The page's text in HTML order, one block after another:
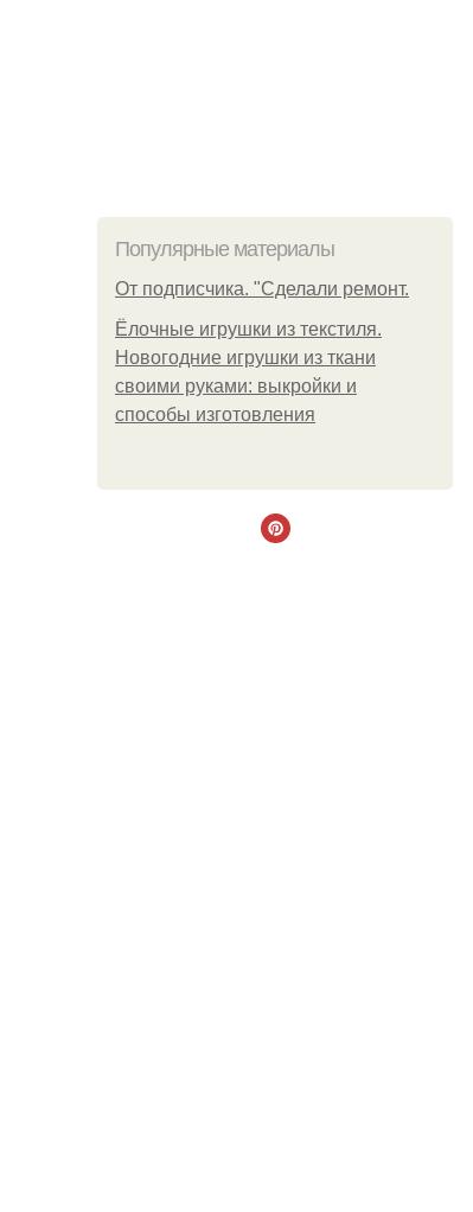
Популярные материалы
От подписчика. "Сделали ремонт.
Ёлочные игрушки из текстиля.
Новогодние игрушки из ткани
своими руками: выкройки и
способы изготовления